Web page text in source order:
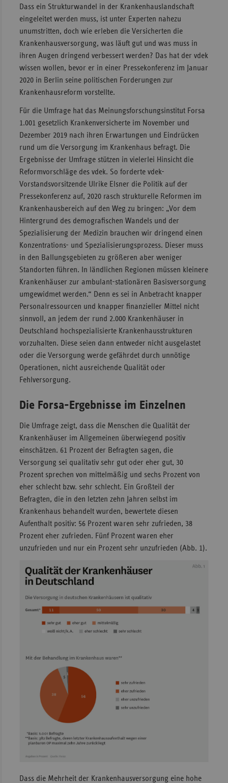
Dass ein Strukturwandel in der Krankenhauslandschaft
eingeleitet werden muss, ist unter Experten nahezu
unumstritten, doch wie erleben die Versicherten die
Krankenhausversorgung, was läuft gut und was muss in
ihren Augen dringend verbessert werden? Das hat der vdek
wissen wollen, bevor er in einer Pressekonferenz im Januar
2020 in Berlin seine politischen Forderungen zur
Krankenhausreform vorstellte.
Für die Umfrage hat das Meinungsforschungsinstitut Forsa
1.001 gesetzlich Krankenversicherte im November und
Dezember 2019 nach ihren Erwartungen und Eindrücken
rund um die Versorgung im Krankenhaus befragt. Die
Ergebnisse der Umfrage stützen in vielerlei Hinsicht die
Reformvorschläge des vdek. So forderte vdek-
Vorstandsvorsitzende Ulrike Elsner die Politik auf der
Pressekonferenz auf, 2020 rasch strukturelle Reformen im
Krankenhausbereich auf den Weg zu bringen: „Vor dem
Hintergrund des demografischen Wandels und der
Spezialisierung der Medizin brauchen wir dringend einen
Konzentrations- und Spezialisierungsprozess. Dieser muss
in den Ballungsgebieten zu größeren aber weniger
Standorten führen. In ländlichen Regionen müssen kleinere
Krankenhäuser zur ambulant-stationären Basisversorgung
umgewidmet werden.“ Denn es sei in Anbetracht knapper
Personalressourcen und knapper finanzieller Mittel nicht
sinnvoll, an jedem der rund 2.000 Krankenhäuser in
Deutschland hochspezialisierte Krankenhausstrukturen
vorzuhalten. Diese seien dann entweder nicht ausgelastet
oder die Versorgung werde gefährdet durch unnötige
Operationen, nicht ausreichende Qualität oder
Fehlversorgung.
Die Forsa-Ergebnisse im Einzelnen
Die Umfrage zeigt, dass die Menschen die Qualität der
Krankenhäuser im Allgemeinen überwiegend positiv
einschätzen. 61 Prozent der Befragten sagen, die
Versorgung sei qualitativ sehr gut oder eher gut, 30
Prozent sprechen von mittelmäßig und sechs Prozent von
eher schlecht bzw. sehr schlecht. Ein Großteil der
Befragten, die in den letzten zehn Jahren selbst im
Krankenhaus behandelt wurden, bewertete diesen
Aufenthalt positiv: 56 Prozent waren sehr zufrieden, 38
Prozent eher zufrieden. Fünf Prozent waren eher
unzufrieden und nur ein Prozent sehr unzufrieden (Abb. 1).
Dass die Mehrheit der Krankenhausversorgung eine hohe